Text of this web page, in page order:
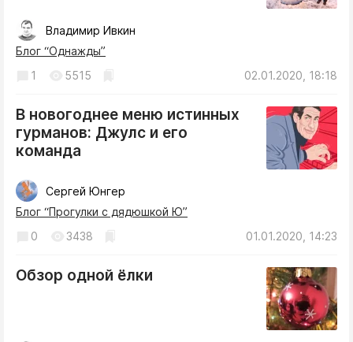
Владимир Ивкин
Блог “Однажды”
02.01.2020, 18:18
1 5515
В новогоднее меню истинных
гурманов: Джулс и его
команда
Сергей Юнгер
Блог “Прогулки с дядюшкой Ю”
01.01.2020, 14:23
0 3438
Обзор одной ёлки